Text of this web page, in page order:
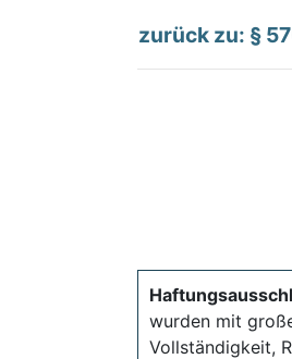
zurück zu: §
wurden mit
Vollständigkeit,